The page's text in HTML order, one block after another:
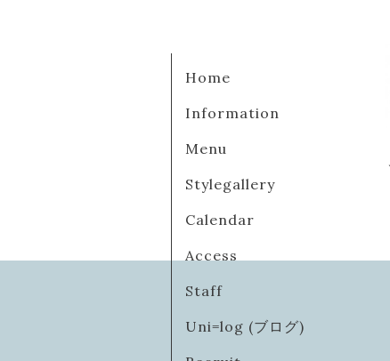
Home
Information
Menu
Stylegallery
Calendar
Access
Staff
Uni=log (ブログ)